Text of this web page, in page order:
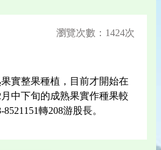
瀏覽次數：1424次
實整果種植，目前才開始在
中下旬的成熟果實作種果較
轉208游股長。